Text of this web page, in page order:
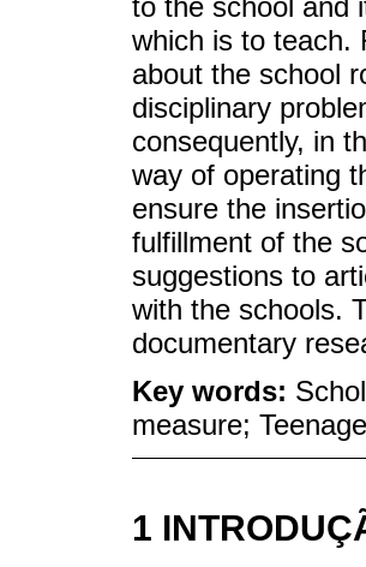
which is to teach.
about the school
disciplinary
consequently, in
way of operating
ensure the
fulfillment of the
suggestions to
with the schools.
documentary
Key words:
measure;
1